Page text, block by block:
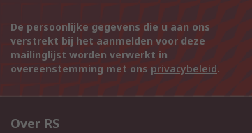
De persoonlijke gegevens die u aan ons
verstrekt bij het aanmelden voor deze
mailinglijst worden verwerkt in
overeenstemming met ons privacybeleid.
Over RS